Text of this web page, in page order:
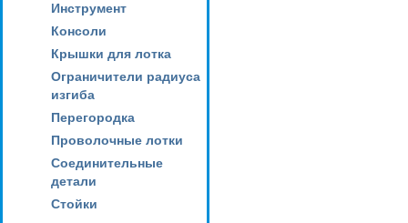
Инструмент
Консоли
Крышки для лотка
Ограничители радиуса
изгиба
Перегородка
Проволочные лотки
Соединительные
детали
Стойки